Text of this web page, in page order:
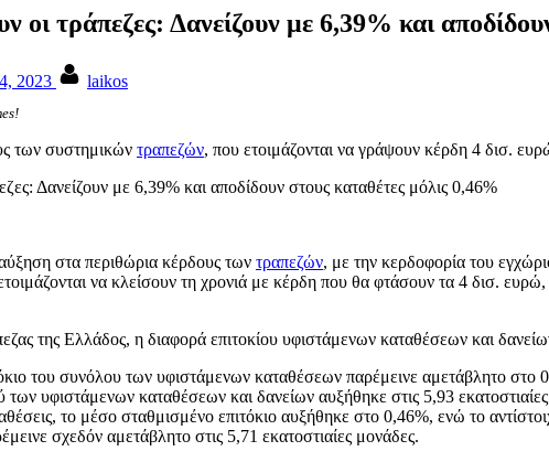
οι τράπεζες: Δανείζουν με 6,39% και
2023 laikos
των συστημικών τραπεζών, που ετοιμάζονται να γράψουν κέρδη 4 δισ.
στα περιθώρια κέρδους των τραπεζών, με την κερδοφορία του
να κλείσουν τη χρονιά με κέρδη που θα φτάσουν τα 4 δισ.
της Ελλάδος, η διαφορά επιτοκίου υφιστάμενων καταθέσεων και
του συνόλου των υφιστάμενων καταθέσεων παρέμεινε αμετάβλητο στο
των υφιστάμενων καταθέσεων και δανείων αυξήθηκε στις 5,93
το μέσο σταθμισμένο επιτόκιο αυξήθηκε στο 0,46%, ενώ το
σχεδόν αμετάβλητο στις 5,71 εκατοστιαίες μονάδες.